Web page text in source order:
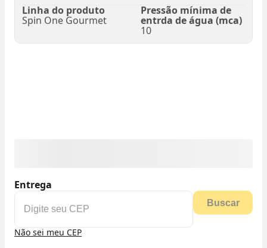
Linha do produto
Spin One Gourmet
Pressão mínima de
entrda de água (mca)
10
Entrega
Buscar
Não sei meu CEP